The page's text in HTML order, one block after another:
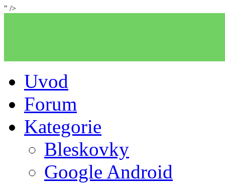
" />
Uvod
Forum
Kategorie
Bleskovky
Google Android